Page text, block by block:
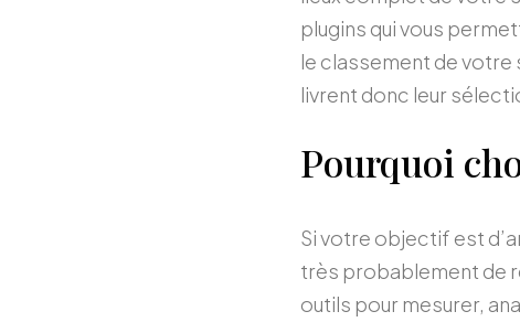
plugins qui vous
le classement de votre
livrent donc leur
Pourquoi
Si votre objectif est
très probablement de
outils pour mesurer,